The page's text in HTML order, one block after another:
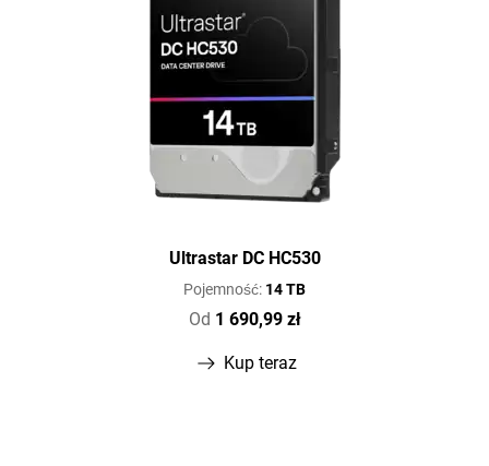
Ultrastar DC HC530
Pojemność: 14 TB
Od 1 690,99 zł
Kup teraz